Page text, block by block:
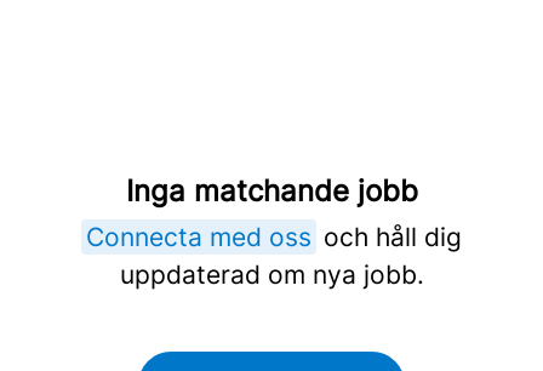
Inga matchande jobb
Connecta med oss och håll dig
uppdaterad om nya jobb.